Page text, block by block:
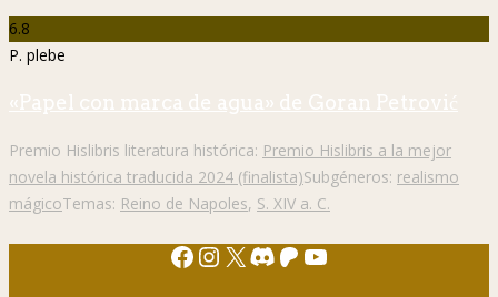
6.8
P. plebe
«Papel con marca de agua» de Goran Petrović
Premio Hislibris literatura histórica: Premio Hislibris a la mejor
novela histórica traducida 2024 (finalista)Subgéneros: realismo
mágicoTemas: Reino de Napoles, S. XIV a. C.
Facebook
Instagram
X Discord
Patreon
YouTube